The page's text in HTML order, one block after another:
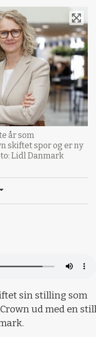
år som
skiftet spor og er ny
Lidl Danmark
sin stilling som
ud med en